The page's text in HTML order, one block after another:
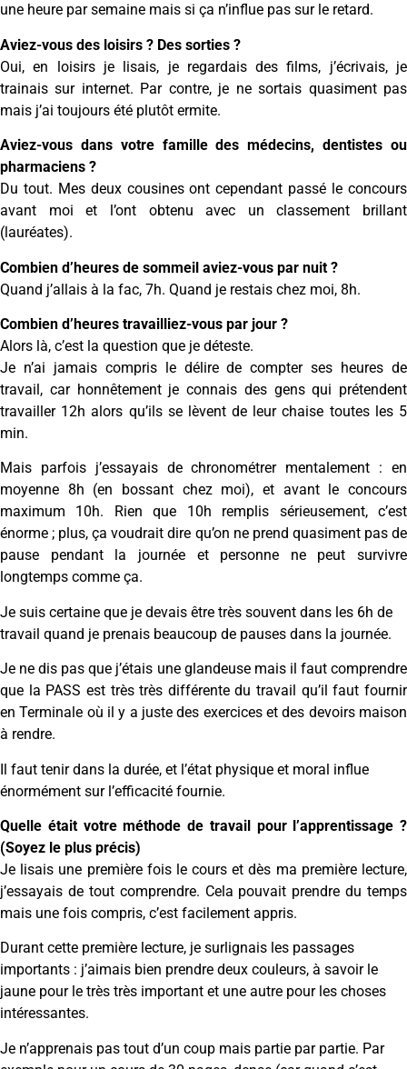
une heure par semaine mais si ça n’influe pas sur le retard.
Aviez-vous des loisirs ? Des sorties ?
Oui, en loisirs je lisais, je regardais des films, j’écrivais, je
trainais sur internet. Par contre, je ne sortais quasiment pas
mais j’ai toujours été plutôt ermite.
Aviez-vous dans votre famille des médecins, dentistes ou
pharmaciens ?
Du tout. Mes deux cousines ont cependant passé le concours
avant moi et l’ont obtenu avec un classement brillant
(lauréates).
Combien d’heures de sommeil aviez-vous par nuit ?
Quand j’allais à la fac, 7h. Quand je restais chez moi, 8h.
Combien d’heures travailliez-vous par jour ?
Alors là, c’est la question que je déteste.
Je n’ai jamais compris le délire de compter ses heures de
travail, car honnêtement je connais des gens qui prétendent
travailler 12h alors qu’ils se lèvent de leur chaise toutes les 5
min.
Mais parfois j’essayais de chronométrer mentalement : en
moyenne 8h (en bossant chez moi), et avant le concours
maximum 10h. Rien que 10h remplis sérieusement, c’est
énorme ; plus, ça voudrait dire qu’on ne prend quasiment pas de
pause pendant la journée et personne ne peut survivre
longtemps comme ça.
Je suis certaine que je devais être très souvent dans les 6h de
travail quand je prenais beaucoup de pauses dans la journée.
Je ne dis pas que j’étais une glandeuse mais il faut comprendre
que la PASS est très très différente du travail qu’il faut fournir
en Terminale où il y a juste des exercices et des devoirs maison
à rendre.
Il faut tenir dans la durée, et l’état physique et moral influe
énormément sur l’efficacité fournie.
Quelle était votre méthode de travail pour l’apprentissage ?
(Soyez le plus précis)
Je lisais une première fois le cours et dès ma première lecture,
j’essayais de tout comprendre. Cela pouvait prendre du temps
mais une fois compris, c’est facilement appris.
Durant cette première lecture, je surlignais les passages
importants : j’aimais bien prendre deux couleurs, à savoir le
jaune pour le très très important et une autre pour les choses
intéressantes.
Je n’apprenais pas tout d’un coup mais partie par partie. Par